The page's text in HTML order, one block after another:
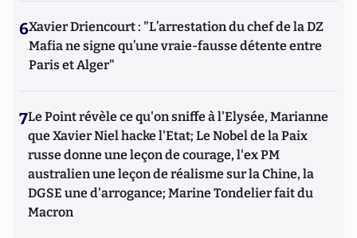
6Xavier Driencourt : "L’arrestation du chef de la DZ
Mafia ne signe qu’une vraie-fausse détente entre
Paris et Alger"
7Le Point révèle ce qu'on sniffe à l'Elysée, Marianne
que Xavier Niel hacke l'Etat; Le Nobel de la Paix
russe donne une leçon de courage, l'ex PM
australien une leçon de réalisme sur la Chine, la
DGSE une d'arrogance; Marine Tondelier fait du
Macron